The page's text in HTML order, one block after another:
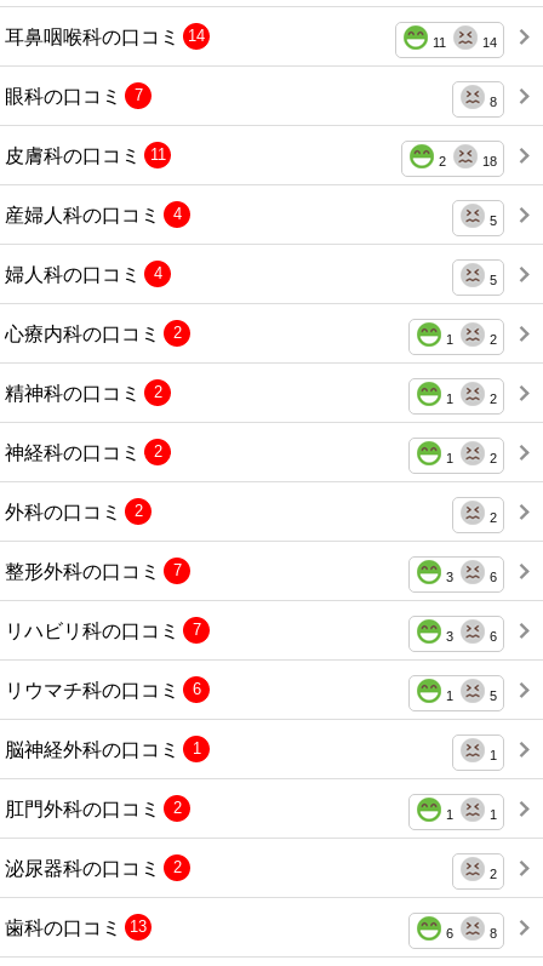
耳鼻咽喉科の口コミ 11 14
14
眼科の口コミ 8
7
皮膚科の口コミ 2 18
11
産婦人科の口コミ 5
4
婦人科の口コミ 5
4
心療内科の口コミ 1 2
2
精神科の口コミ 1 2
2
神経科の口コミ 1 2
2
外科の口コミ 2
2
整形外科の口コミ 3 6
7
リハビリ科の口コミ 3 6
7
リウマチ科の口コミ 1 5
6
脳神経外科の口コミ 1
1
肛門外科の口コミ 1 1
2
泌尿器科の口コミ 2
2
歯科の口コミ 6 8
13